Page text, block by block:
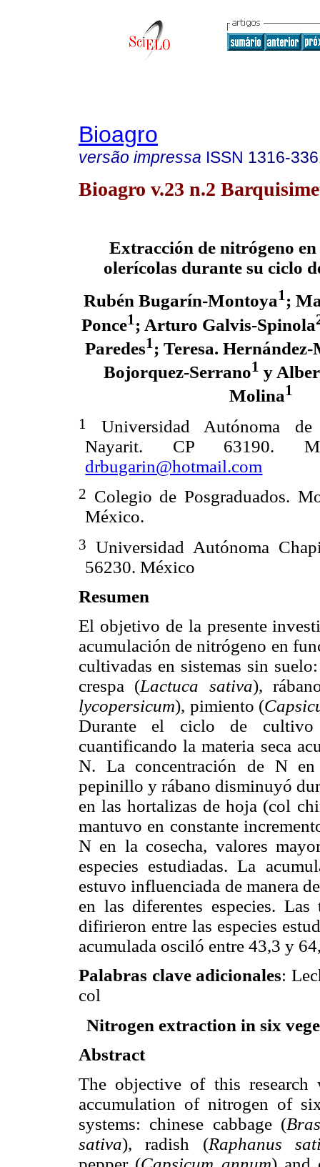
Bioagro
versão impressa ISSN 1316-
Bioagro v.23 n.2
Extracción de nitrógeno en
olerícolas durante su ciclo
Rubén Bugarín-Montoya1 ;
Ponce1 ; Arturo Galvis-Spinola
Paredes1 ; Teresa. Hernández-
Bojorquez-Serrano1 y
Molina1
1
Universidad Autónoma
Nayarit. CP 63190.
drbugarin@hotmail.com
2 Colegio de Posgraduados.
México.
3
Universidad Autónoma
56230. México
Resumen
El objetivo de la presente
acumulación de nitrógeno en
cultivadas en sistemas sin
crespa (Lactuca sativa),
lycopersicum), pimiento (
Durante el ciclo de cultivo
cuantificando la materia seca
N. La concentración de N
pepinillo y rábano disminuyó
en las hortalizas de hoja (col
mantuvo en constante
N en la cosecha, valores
especies estudiadas. La
estuvo influenciada de manera
en las diferentes especies.
difirieron entre las especies
acumulada osciló entre 43,3 y
Palabras clave adicionales:
col
Nitrogen extraction in six
Abstract
The objective of this research
accumulation of nitrogen of
systems: chinese cabbage (
sativa), radish (Raphanus